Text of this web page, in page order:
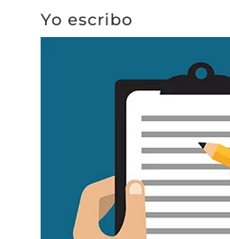
Yo escribo